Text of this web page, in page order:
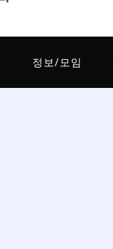
정보/모임